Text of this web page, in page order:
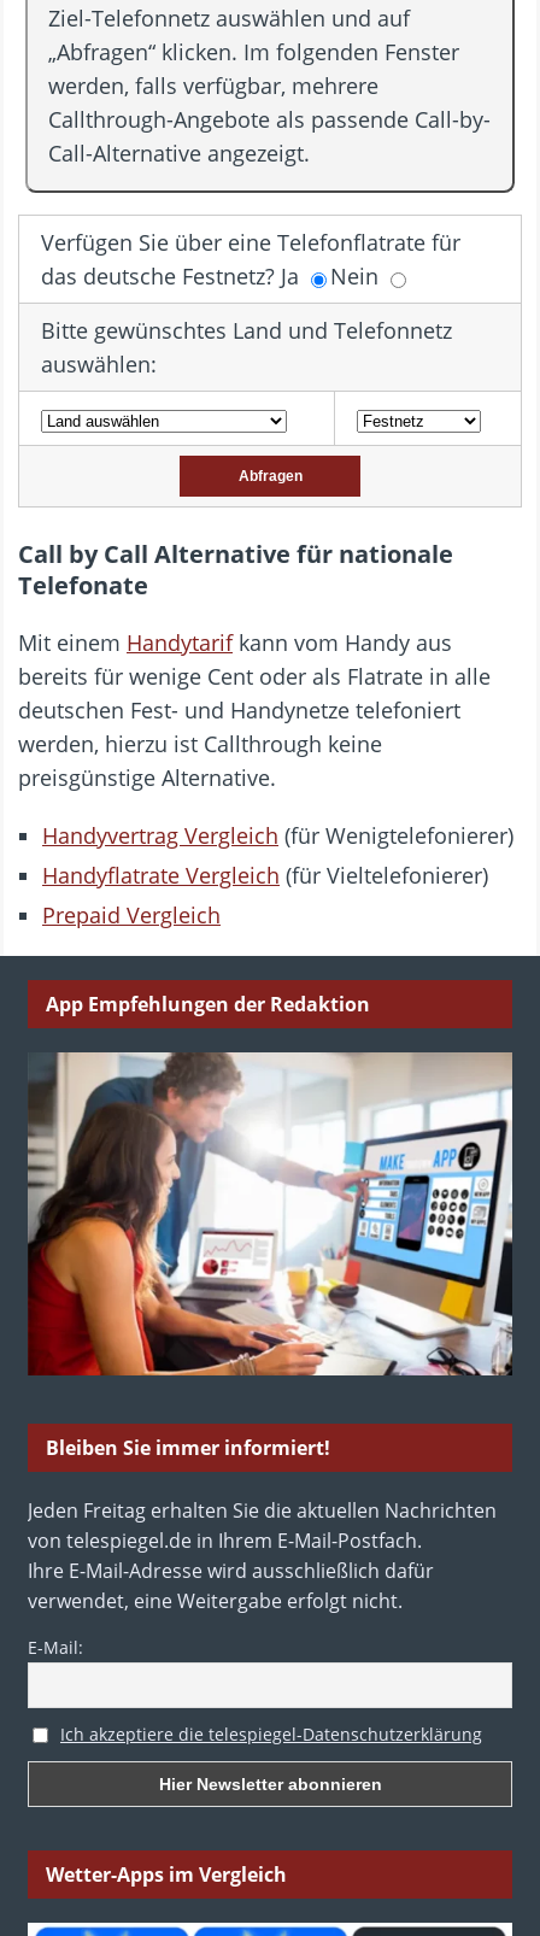
Ziel-Telefonnetz auswählen und auf
„Abfragen“ klicken. Im folgenden Fenster
werden, falls verfügbar, mehrere
Callthrough-Angebote als passende Call-by-
Call-Alternative angezeigt.
Verfügen Sie über eine Telefonflatrate für
das deutsche Festnetz? Ja
Nein
Bitte gewünschtes Land und Telefonnetz
auswählen:
Call by Call Alternative für nationale
Telefonate
Mit einem Handytarifkann vom Handy aus
bereits für wenige Cent oder als Flatrate in alle
deutschen Fest- und Handynetze telefoniert
werden, hierzu ist Callthrough keine
preisgünstige Alternative.
Handyvertrag Vergleich (für Wenigtelefonierer)
Handyflatrate Vergleich (für Vieltelefonierer)
Prepaid Vergleich
App Empfehlungen der Redaktion
Bleiben Sie immer informiert!
Jeden Freitag erhalten Sie die aktuellen Nachrichten
von telespiegel.de in Ihrem E-Mail-Postfach.
Ihre E-Mail-Adresse wird ausschließlich dafür
verwendet, eine Weitergabe erfolgt nicht.
E-Mail:
Ich akzeptiere die telespiegel-Datenschutzerklärung
Wetter-Apps im Vergleich